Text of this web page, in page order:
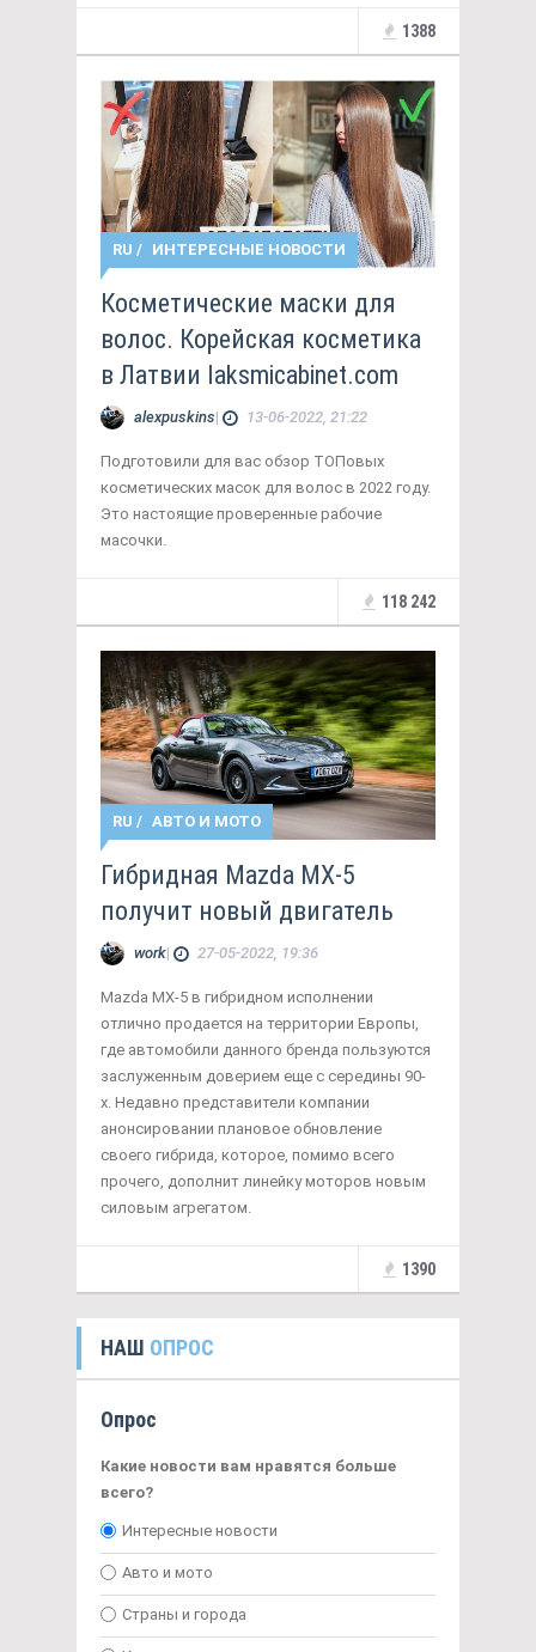
1388
RU / ИНТЕРЕСНЫЕ НОВОСТИ
Косметические маски для
волос. Корейская косметика
в Латвии laksmicabinet.com
alexpuskins| 13-06-2022, 21:22
Подготовили для вас обзор ТОПовых
косметических масок для волос в 2022 году.
Это настоящие проверенные рабочие
масочки.
118 242
RU / АВТО И МОТО
Гибридная Mazda MX-5
получит новый двигатель
work| 27-05-2022, 19:36
Mazda MX-5 в гибридном исполнении
отлично продается на территории Европы,
где автомобили данного бренда пользуются
заслуженным доверием еще с середины 90-
х. Недавно представители компании
анонсировании плановое обновление
своего гибрида, которое, помимо всего
прочего, дополнит линейку моторов новым
силовым агрегатом.
1390
НАШ ОПРОС
Опрос
Какие новости вам нравятся больше
всего?
Интересные новости
Авто и мото
Страны и города